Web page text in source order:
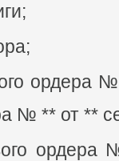
ордера
№ ** от **